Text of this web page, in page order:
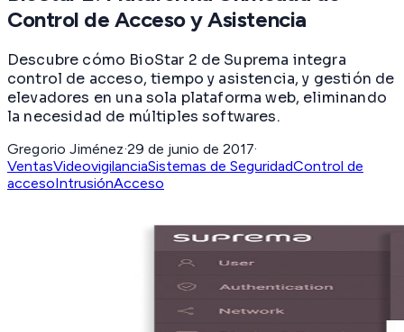
Control de Acceso y Asistencia
Descubre cómo BioStar 2 de Suprema integra
control de acceso, tiempo y asistencia, y gestión de
elevadores en una sola plataforma web, eliminando
la necesidad de múltiples softwares.
Gregorio Jiménez·29 de junio de 2017·
VentasVideovigilanciaSistemas de SeguridadControl de
accesoIntrusiónAcceso